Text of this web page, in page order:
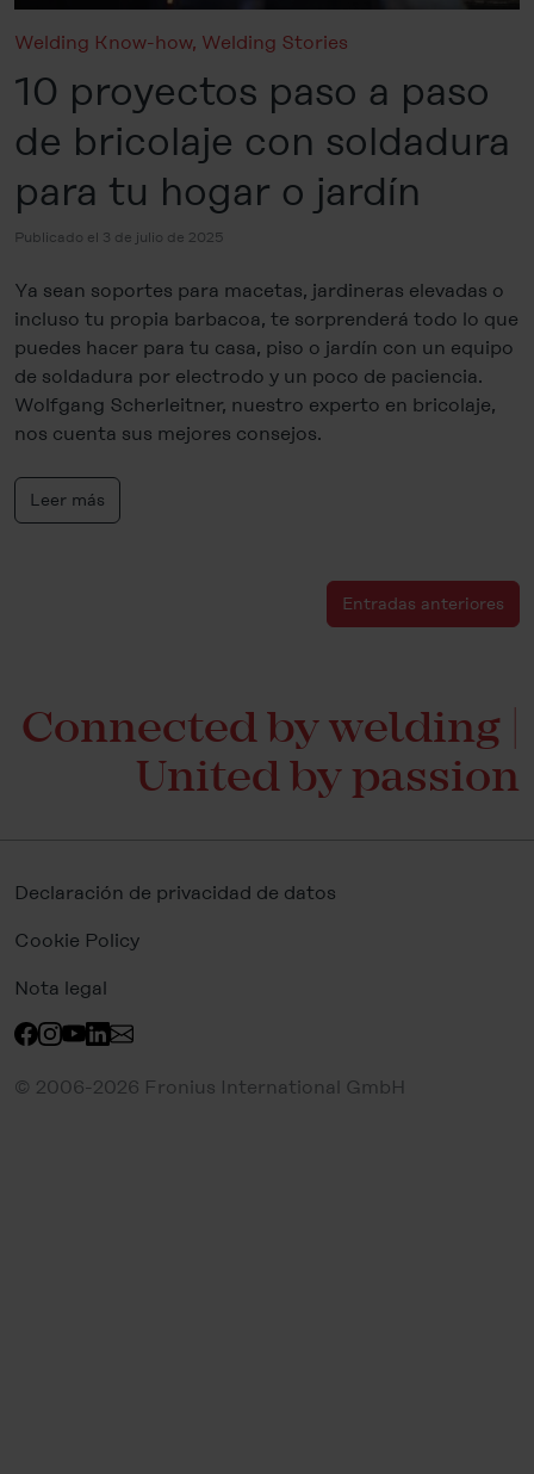
Welding Know-how, Welding Stories
10 proyectos paso a paso
de bricolaje con soldadura
para tu hogar o jardín
Publicado el 3 de julio de 2025
Ya sean soportes para macetas, jardineras elevadas o
incluso tu propia barbacoa, te sorprenderá todo lo que
puedes hacer para tu casa, piso o jardín con un equipo
de soldadura por electrodo y un poco de paciencia.
Wolfgang Scherleitner, nuestro experto en bricolaje,
nos cuenta sus mejores consejos.
Leer más
Entradas anteriores
Connected by welding |
United by passion
© 2006-2026 Fronius International GmbH
Declaración de privacidad de datos
Cookie Policy
Nota legal